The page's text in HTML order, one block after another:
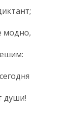
модно,
души!